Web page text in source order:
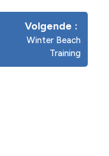
Volgende
Winter Beach
Training